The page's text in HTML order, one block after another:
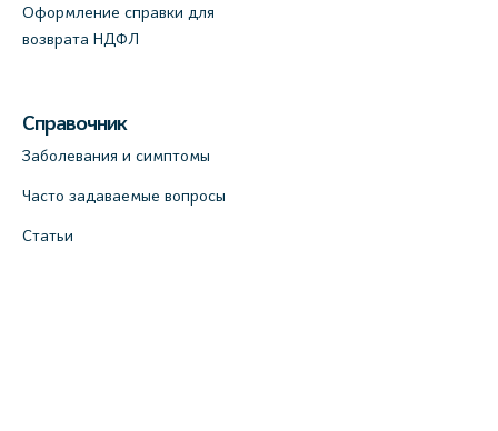
Оформление справки для
возврата НДФЛ
Справочник
Заболевания и симптомы
Часто задаваемые вопросы
Статьи